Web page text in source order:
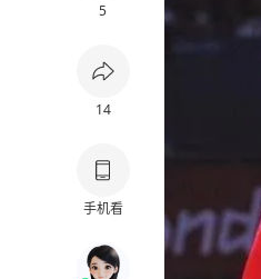
5
14
手机看